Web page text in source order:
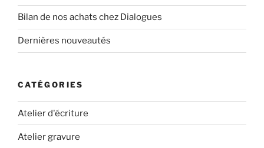
Bilan de nos achats chez Dialogues
Dernières nouveautés
CATÉGORIES
Atelier d'écriture
Atelier gravure